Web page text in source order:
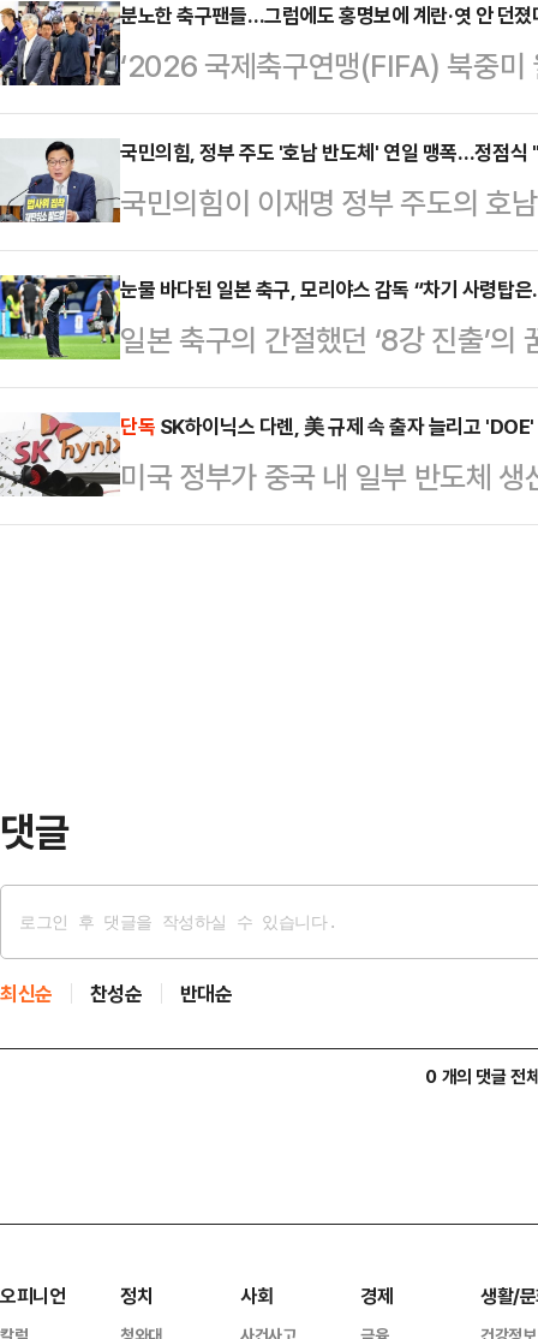
을 감당하기 어렵다"고 인정한 것
간 이를 유지·정비할 산업 기반을
요소라는 의미다.캐나다가 유지보
존 4척 규모였던 잠수함 전력을 최
다. 잠수함 숫자는 세 배로 늘어나
야 하는 만큼, 캐…
분노한 축구팬들…그럼에도 홍명보에 계란·엿 안 던졌
‘2026 국제축구연맹(FIFA) 북중미
국한 가운데 인천공항에 나온 축구
거센 항의를 쏟아냈으나 과거처럼
없었다.30일 오전 홍명보 전 감독과
설영우 등 국가대표 선수 9명은 굳
다.이들이 모습을 드러내기 전부터
다. 이어 홍 감독과 대한축구협회
더욱 격앙됐다. …
국민의힘, 정부 주도 '호남 반도체' 연일 맹폭…정점식
국민의힘이 이재명 정부 주도의 호
트'에 대해 연일 맹폭을 가하고 있
치 공학"이라고 비판하며 국정조사
는 30일 국회에서 열린 원내대책회
을 좌우로 들러리 세운 채 천문학적
관치경제의 상징"이라고 일갈했다.
지지기반이란 점을 지적하며 "이번
자본으로 (민주당의) 전당대…
눈물 바다된 일본 축구, 모리야스 감독 “차기 사령탑
일본 축구의 간절했던 ‘8강 진출’
거품이 됐다.모리야스 하지메 감독
주 휴스턴의 휴스턴 스타디움에서
드컵 32강에서 브라질에 1-2로 역
2010년, 2018년, 2022년 대회에
단독 SK하이닉스 다롄, 美 규제 속 출자 늘리고
미국 정부가 중국 내 일부 반도체
검증된최종사용자)를 폐지한 지 약
댓글
최신순 찬성순 반대순
0 개의 댓글 전
오피니언 정치 사회 경제 생활/